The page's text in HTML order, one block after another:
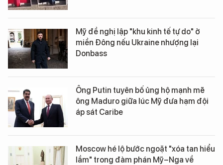
Mỹ đề nghị lập "khu kinh tế tự do" ở
miền Đông nếu Ukraine nhượng lại
Donbass
Ông Putin tuyên bố ủng hộ mạnh mẽ
ông Maduro giữa lúc Mỹ đưa hạm đội
áp sát Caribe
Moscow hé lộ bước ngoặt "xóa tan hiểu
lầm" trong đàm phán Mỹ–Nga về